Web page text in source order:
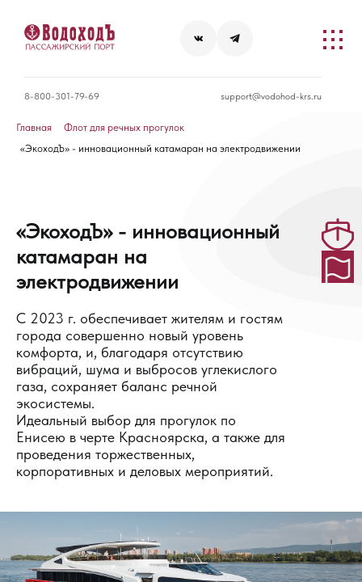
8-800-301-79-69 support@vodohod-krs.ru
Главная
Флот для речных прогулок
«ЭкоходЪ» - инновационный катамаран на электродвижении
«ЭкоходЪ» - инновационный
катамаран на
электродвижении
С 2023 г. обеспечивает жителям и гостям
города совершенно новый уровень
комфорта, и, благодаря отсутствию
вибраций, шума и выбросов углекислого
газа, сохраняет баланс речной
экосистемы.
Идеальный выбор для прогулок по
Енисею в черте Красноярска, а также для
проведения торжественных,
корпоративных и деловых мероприятий.